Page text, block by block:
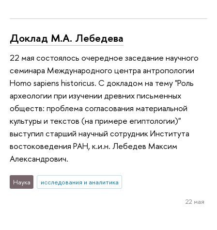
Доклад М.А. Лебедева
22 мая состоялось очередное заседание научного
семинара Международного центра антропологии
Homo sapiens historicus. С докладом на тему "Роль
археологии при изучении древних письменных
обществ: проблема согласования материальной
культуры и текстов (на примере египтологии)"
выступил старший научный сотрудник Института
востоковедения РАН, к.и.н. Лебедев Максим
Александрович.
Наука исследования и аналитика
22 мая